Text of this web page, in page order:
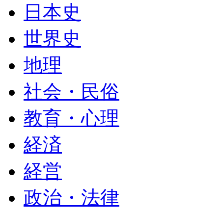
日本史
世界史
地理
社会・民俗
教育・心理
経済
経営
政治・法律